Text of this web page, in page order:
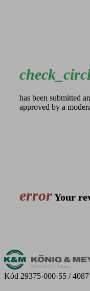
has been submitted
approved by a
errorYour
Kód 29375-000-55 / 4087